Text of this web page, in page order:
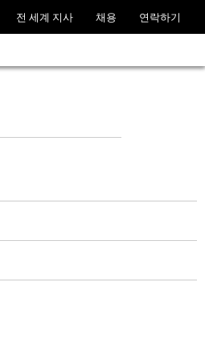
전 세계 지사 채용 연락하기